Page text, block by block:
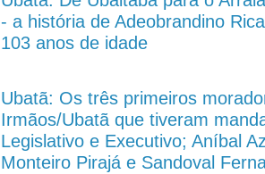
- a história de Adeobrandino
103 anos de idade
Ubatã: Os três primeiros
Irmãos/Ubatã que tiveram
Legislativo e Executivo; Aníbal
Monteiro Pirajá e Sandoval